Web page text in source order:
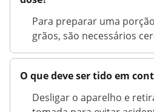
Para preparar uma
grãos, são necessários
O que deve ser tido em
Desligar o aparelho e